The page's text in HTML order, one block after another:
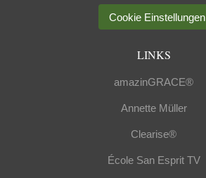
Cookie Einstellungen
LINKS
amazinGRACE®
Annette Müller
Clearise®
École San Esprit TV